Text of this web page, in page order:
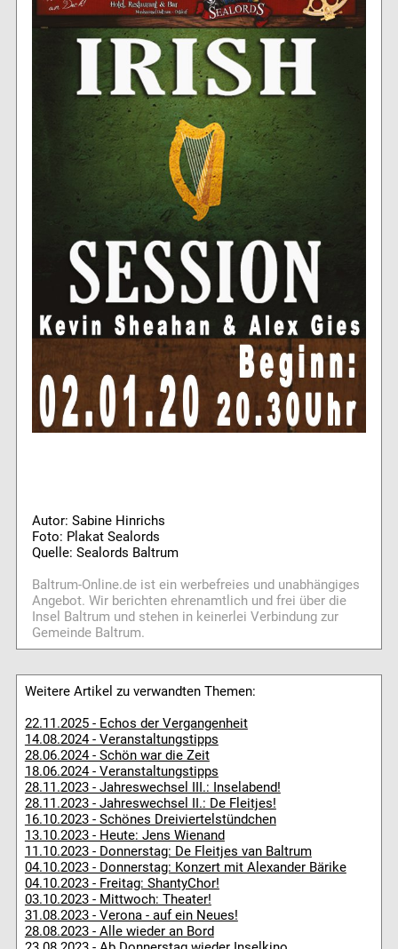
Autor: Sabine Hinrichs
Foto: Plakat Sealords
Quelle: Sealords Baltrum
Baltrum-Online.de ist ein werbefreies und unabhängiges
Angebot. Wir berichten ehrenamtlich und frei über die
Insel Baltrum und stehen in keinerlei Verbindung zur
Gemeinde Baltrum.
Weitere Artikel zu verwandten Themen:
22.11.2025 - Echos der Vergangenheit
14.08.2024 - Veranstaltungstipps
28.06.2024 - Schön war die Zeit
18.06.2024 - Veranstaltungstipps
28.11.2023 - Jahreswechsel III.: Inselabend!
28.11.2023 - Jahreswechsel II.: De Fleitjes!
16.10.2023 - Schönes Dreiviertelstündchen
13.10.2023 - Heute: Jens Wienand
11.10.2023 - Donnerstag: De Fleitjes van Baltrum
04.10.2023 - Donnerstag: Konzert mit Alexander Bärike
04.10.2023 - Freitag: ShantyChor!
03.10.2023 - Mittwoch: Theater!
31.08.2023 - Verona - auf ein Neues!
28.08.2023 - Alle wieder an Bord